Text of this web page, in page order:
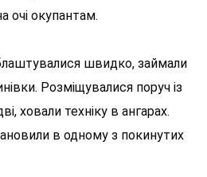
очі окупантам.
швидко, займали
Розміщувалися поруч із
ховали техніку в ангарах.
в одному з покинутих